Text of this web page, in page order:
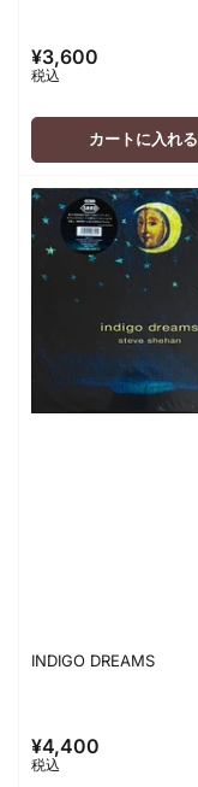
通
常
価
¥3,600
税込
カートに入れる
INDIGO DREAMS
通
常
¥4,400
税込